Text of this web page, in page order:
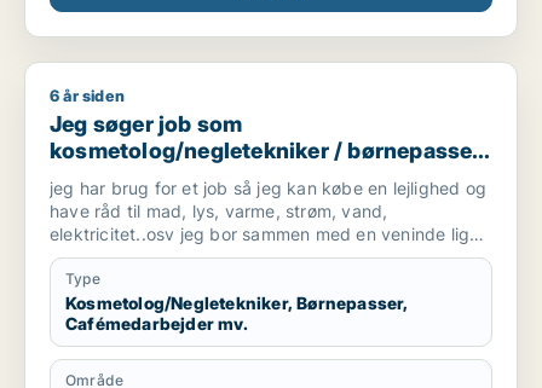
Jeg søger job som kosmetolog/negletekniker /
6 år siden
Jeg søger job som
kosmetolog/negletekniker / børnepasser
/ cafémedarbejder / blomsterhandler /
fritids medarbejder
jeg har brug for et job så jeg kan købe en lejlighed og
have råd til mad, lys, varme, strøm, vand,
elektricitet..osv jeg bor sammen med en veninde lige
nu men hun skal bo med sin kæreste.
Type
Kosmetolog/Negletekniker, Børnepasser,
Cafémedarbejder mv.
Område